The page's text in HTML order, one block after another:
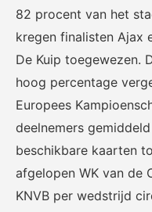
KNVB Shop
De officiële webshop van
KNVB.
82 procent van het
kregen finalisten Ajax
De Kuip toegewezen.
hoog percentage
Europees
deelnemers
beschikbare kaarten
afgelopen WK van de
KNVB per wedstrijd